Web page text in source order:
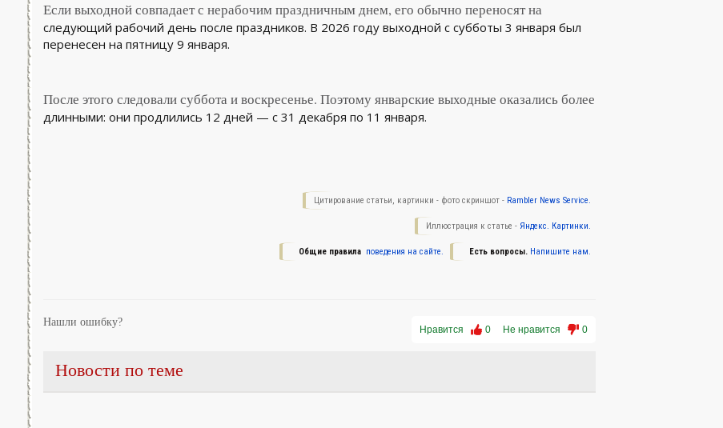
Если выходной совпадает с нерабочим праздничным днем, его обычно переносят на
следующий рабочий день после праздников. В 2026 году выходной с субботы 3 января был
перенесен на пятницу 9 января.
После этого следовали суббота и воскресенье. Поэтому январские выходные оказались более
длинными: они продлились 12 дней — с 31 декабря по 11 января.
Цитирование статьи, картинки - фото скриншот - Rambler News Service.
Иллюстрация к статье - Яндекс. Картинки.
Есть вопросы. Напишите нам.
Общие правила поведения на сайте.
Нравится 0 Не нравится 0
Нашли ошибку?
Новости по теме